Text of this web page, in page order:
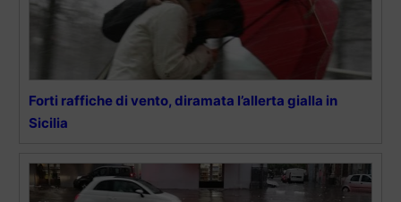
Forti raffiche di vento, diramata l’allerta gialla in
Sicilia